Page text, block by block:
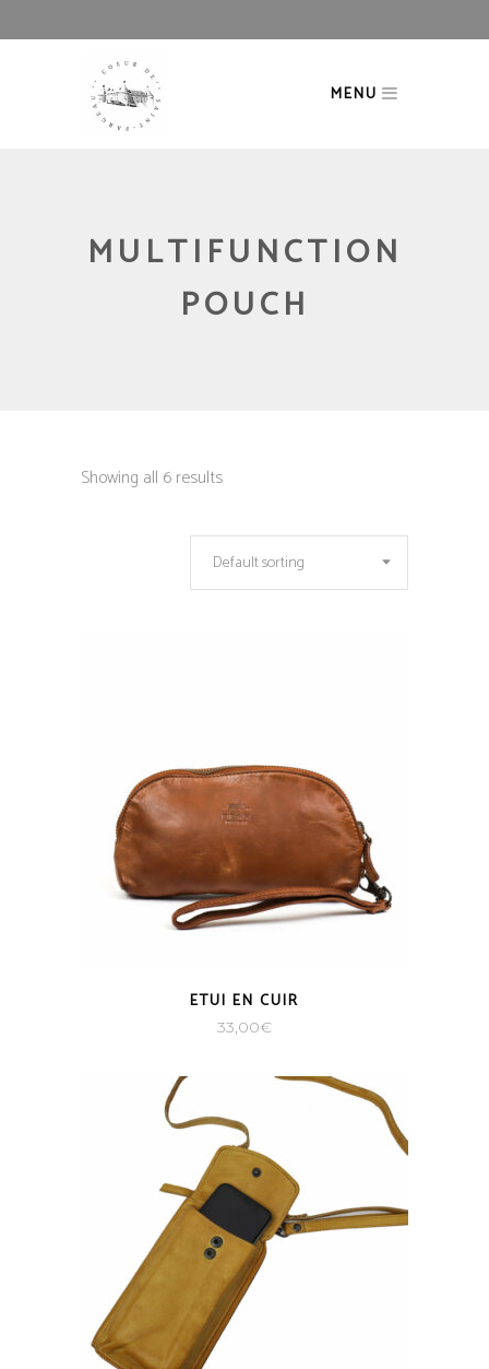
MENU
MULTIFUNCTION
POUCH
Showing all 6 results
Default sorting
ETUI EN CUIR
33,00€